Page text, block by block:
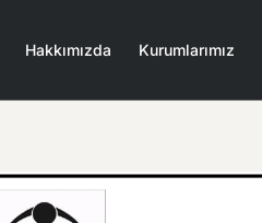
Hakkımızda Kurumlarımız